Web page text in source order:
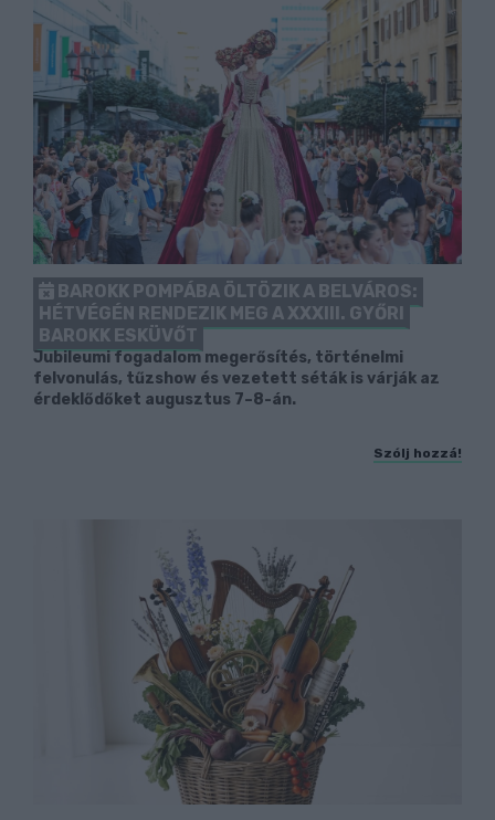
BAROKK POMPÁBA ÖLTÖZIK A BELVÁROS:
HÉTVÉGÉN RENDEZIK MEG A XXXIII. GYŐRI
BAROKK ESKÜVŐT
Jubileumi fogadalom megerősítés, történelmi
felvonulás, tűzshow és vezetett séták is várják az
érdeklődőket augusztus 7–8-án.
Szólj hozzá!